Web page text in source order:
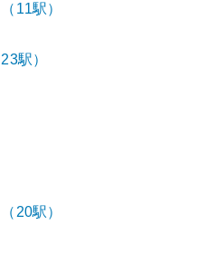
（ 11駅）
23駅）
（ 20駅）